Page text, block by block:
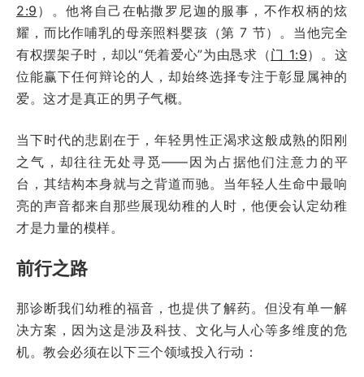
2:9 ）。他将自己在帖撒罗尼迦的服事，不作权柄的炫
耀，而比作哺乳的母亲照料婴孩（第 7 节）。当他完全
有权摆架子时，却以“凭着爱心”为由恳求（门 1:9）。这
位能赢下任何辩论的人，却始终选择专注于彰显属神的
爱。这才是真正的男子气概。
当下时代的悲剧在于，年轻男性正渴求这般成熟的阳刚
之气，却往往无处寻觅——因为占据他们注意力的平
台，其结构本身就与之背道而驰。当年轻人生命中最响
亮的声音都来自那些展现幼稚的人时，他便会认定幼稚
才是力量的模样。
前行之路
那诊断我们幼稚的福音，也提供了解药。但没有单一解
决方案，因为这是涉及科技、文化与人心等多维度的危
机。教会必须在以下三个领域投入行动：